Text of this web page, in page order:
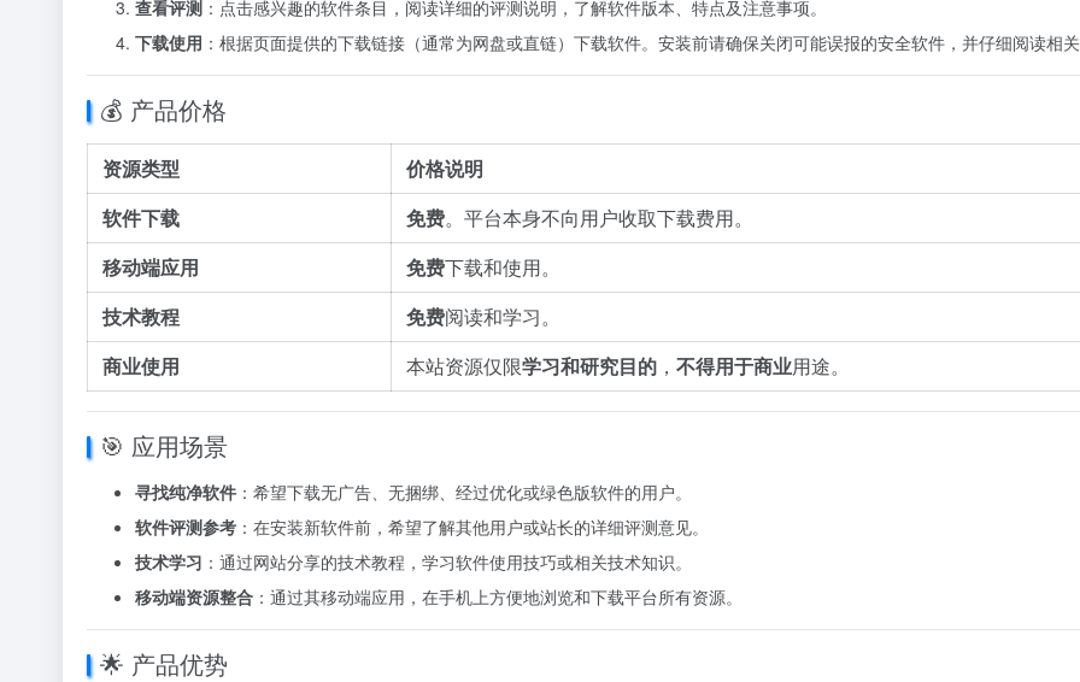
查看评测 ：点击感兴趣的软件条目，阅读详细的评测说明，了解软件版本、特点及注意事项。
下载使用 ：根据页面提供的下载链接（通常为网盘或直链）下载软件。安装前请确保关闭可能误报的安全软件，并仔细阅读相
💰 产品价格
资源类型
价格说明
软件下载
免费。平台本身不向用户收取下载费用。
移动端应用
免费下载和使用。
技术教程
免费阅读和学习。
商业使用
本站资源仅限学习和研究目的 ， 不得用于商业用途。
🎯 应用场景
寻找纯净软件 ：希望下载无广告、无捆绑、经过优化或绿色版软件的用户。
软件评测参考 ：在安装新软件前，希望了解其他用户或站长的详细评测意见。
技术学习 ：通过网站分享的技术教程，学习软件使用技巧或相关技术知识。
移动端资源整合 ：通过其移动端应用，在手机上方便地浏览和下载平台所有资源。
🌟 产品优势